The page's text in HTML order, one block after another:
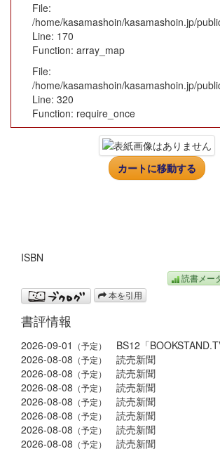
File:
/home/kasamashoin/kasamashoin.jp/
Line: 170
Function: array_map
File:
/home/kasamashoin/kasamashoin.jp/
Line: 320
Function: require_once
カートに移動する
ISBN
読書メー
本を引用
書評情報
2026-09-01 （予定）
BS12「
2026-08-08 （予定）
読売新聞
2026-08-08 （予定）
読売新聞
2026-08-08 （予定）
読売新聞
2026-08-08 （予定）
読売新聞
2026-08-08 （予定）
読売新聞
2026-08-08 （予定）
読売新聞
2026-08-08 （予定）
読売新聞